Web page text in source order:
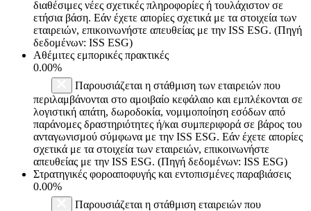
διαθέσιμες νέες σχετικές πληροφορίες ή τουλάχιστον σε
ετήσια βάση. Εάν έχετε απορίες σχετικά με τα στοιχεία των
εταιρειών, επικοινωνήστε απευθείας με την ISS ESG. (Πηγή
δεδομένων: ISS ESG)
Αθέμιτες εμπορικές πρακτικές
0.00%
Παρουσιάζεται η στάθμιση των εταιρειών που
περιλαμβάνονται στο αμοιβαίο κεφάλαιο και εμπλέκονται σε
λογιστική απάτη, δωροδοκία, νομιμοποίηση εσόδων από
παράνομες δραστηριότητες ή/και συμπεριφορά σε βάρος του
ανταγωνισμού σύμφωνα με την ISS ESG. Εάν έχετε απορίες
σχετικά με τα στοιχεία των εταιρειών, επικοινωνήστε
απευθείας με την ISS ESG. (Πηγή δεδομένων: ISS ESG)
Στρατηγικές φοροαποφυγής και εντοπισμένες παραβιάσεις
0.00%
Παρουσιάζεται η στάθμιση εταιρειών που